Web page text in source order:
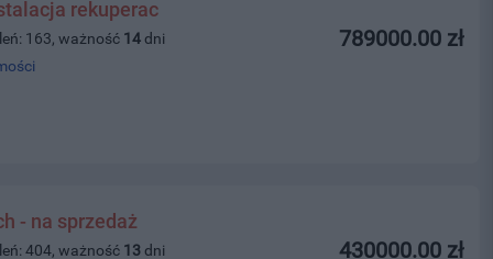
rekuperac
789000.00 zł
163, ważność 14 dni
- na sprzedaż
430000.00 zł
404, ważność 13 dni